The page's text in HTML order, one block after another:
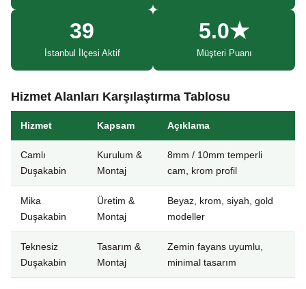
39
İstanbul İlçesi Aktif
5.0★
Müşteri Puanı
Hizmet Alanları Karşılaştırma Tablosu
Hizmet Kapsam Açıklama
Camlı
Duşakabin
Kurulum &
Montaj
8mm / 10mm temperli
cam, krom profil
Mika
Duşakabin
Üretim &
Montaj
Beyaz, krom, siyah, gold
modeller
Teknesiz
Duşakabin
Tasarım &
Montaj
Zemin fayans uyumlu,
minimal tasarım